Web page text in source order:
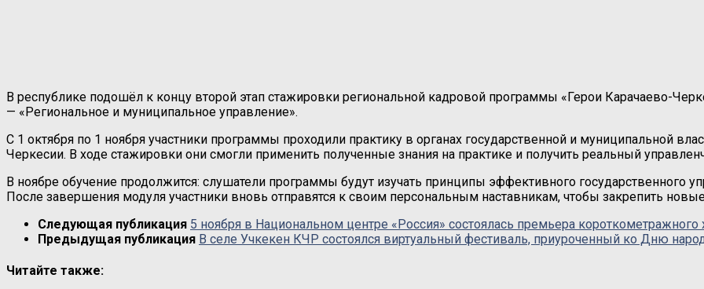
В республике подошёл к концу второй этап стажировки региональной кадровой программы «Герои Карачаево-
— «Региональное и муниципальное управление».
С 1 октября по 1 ноября участники программы проходили практику в органах государственной и муниципальной
Черкесии. В ходе стажировки они смогли применить полученные знания на практике и получить реальный
В ноябре обучение продолжится: слушатели программы будут изучать принципы эффективного государственного
После завершения модуля участники вновь отправятся к своим персональным наставникам, чтобы закрепить
Следующая публикация 5 ноября в Национальном центре «Россия» состоялась премьера
Предыдущая публикация В селе Учкекен КЧР состоялся виртуальный фестиваль, приуроченный ко Дню
Читайте также: